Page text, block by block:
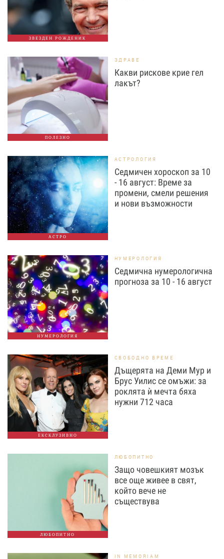
ЗВЕЗДЕН РОЖДЕНИК
ПОЛЕЗНО
ЗДРАВЕ
Какви рискове крие гел
лакът?
АСТРО
АСТРОЛОГИЯ
Седмичен хороскоп за 10
- 16 август: Време за
промени, смели решения
и нови възможности
НУМЕРОЛОГИЯ
НУМЕРОЛОГИЯ
Седмична нумерологична
прогноза за 10 - 16 август
ЕКСКЛУЗИВНО
СВОБОДНО ВРЕМЕ
Дъщерята на Деми Мур и
Брус Уилис се омъжи: за
роклята ѝ мечта бяха
нужни 712 часа
ЛЮБОПИТНО
ЛЮБОПИТНО
Защо човешкият мозък
все още живее в свят,
който вече не
съществува
IN MEMORIAM